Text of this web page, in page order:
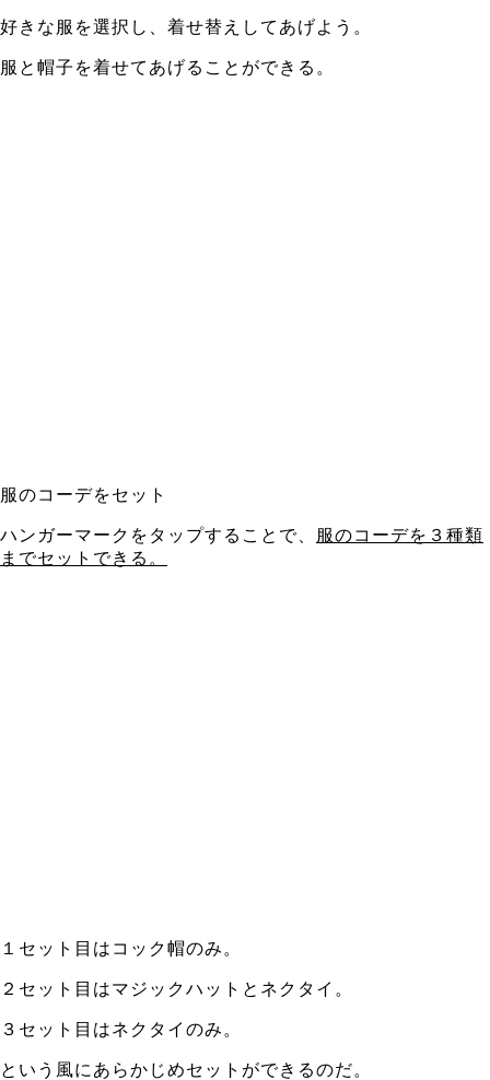
好きな服を選択し、着せ替えしてあげよう。
服と帽子を着せてあげることができる。
服のコーデをセット
ハンガーマークをタップすることで、
服のコーデを３種類
までセットできる。
１セット目はコック帽のみ。
２セット目はマジックハットとネクタイ。
３セット目はネクタイのみ。
という風にあらかじめセットができるのだ。